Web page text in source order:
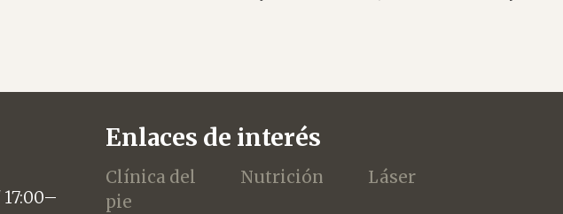
Enlaces de interés
Clínica del
pie
Nutrición Láser